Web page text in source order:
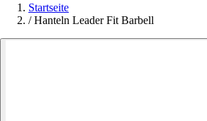
Startseite
/ Hanteln Leader Fit Barbell